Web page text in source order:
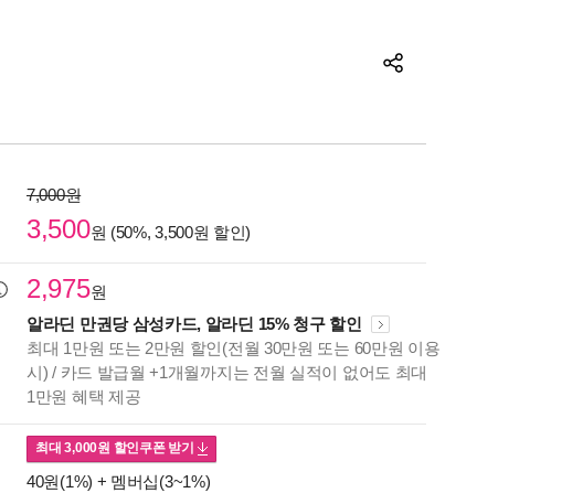
7,000원
3,500원 (50%, 3,500원 할인)
2,975원
알라딘 만권당 삼성카드, 알라딘 15% 청구 할인
최대 1만원 또는 2만원 할인(전월 30만원 또는 60만원 이용
시) / 카드 발급월 +1개월까지는 전월 실적이 없어도 최대
1만원 혜택 제공
최대3,000원 할인쿠폰 받기
40원(1%) + 멤버십(3~1%)